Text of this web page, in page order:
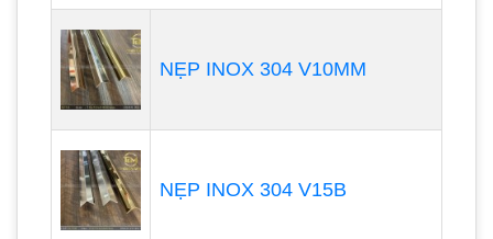
NẸP INOX 304 V10MM
NẸP INOX 304 V15B